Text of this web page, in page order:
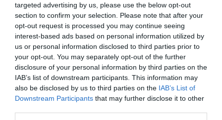
targeted advertising by us, please use the below opt-out
section to confirm your selection. Please note that after your
opt-out request is processed you may continue seeing
interest-based ads based on personal information utilized by
us or personal information disclosed to third parties prior to
your opt-out. You may separately opt-out of the further
disclosure of your personal information by third parties on the
IAB’s list of downstream participants. This information may
also be disclosed by us to third parties on the IAB’s List of
Downstream Participants that may further disclose it to other
A hotelszobák egyik legnagyobb előnye a
A szállodai ágyak titka: ezért
olyan kényelmes hotelben…